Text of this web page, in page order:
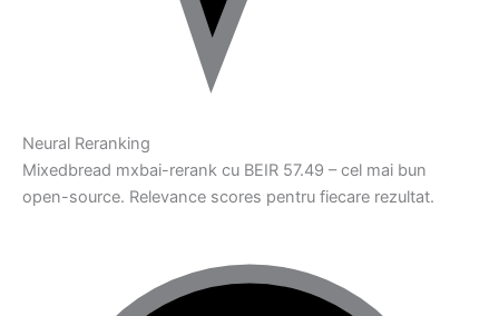
Neural Reranking
Mixedbread mxbai-rerank cu BEIR 57.49 – cel mai bun
open-source. Relevance scores pentru fiecare rezultat.